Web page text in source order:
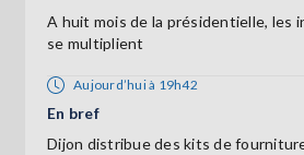
A huit mois de la présidentielle, les
se multiplient
Aujourd’hui à 19h42
En bref
Dijon distribue des kits de